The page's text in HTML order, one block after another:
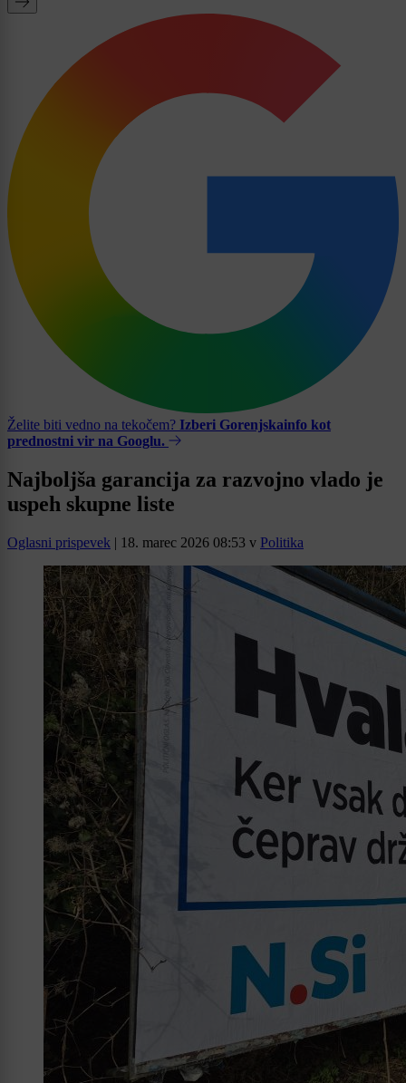
Želite biti vedno na tekočem? Izberi Gorenjskainfo kot
prednostni vir na Googlu.
Najboljša garancija za razvojno vlado je
uspeh skupne liste
Oglasni prispevek | 18. marec 2026 08:53 v Politika